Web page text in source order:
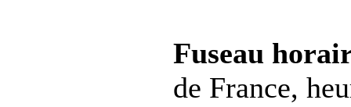
Fuseau
de France,